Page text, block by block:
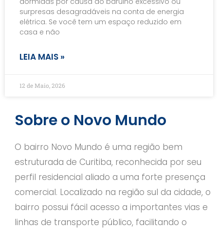
surpresas desagradáveis na conta de energia
elétrica. Se você tem um espaço reduzido em
casa e não
LEIA MAIS »
12 de Maio, 2026
Sobre o Novo Mundo
O bairro Novo Mundo é uma região bem
estruturada de Curitiba, reconhecida por seu
perfil residencial aliado a uma forte presença
comercial. Localizado na região sul da cidade, o
bairro possui fácil acesso a importantes vias e
linhas de transporte público, facilitando o